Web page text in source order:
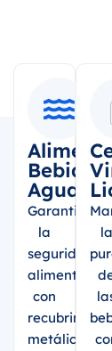
Bebidas,
Agua
Garantice
la
seguridad
alimentaria
con
metálicos
la